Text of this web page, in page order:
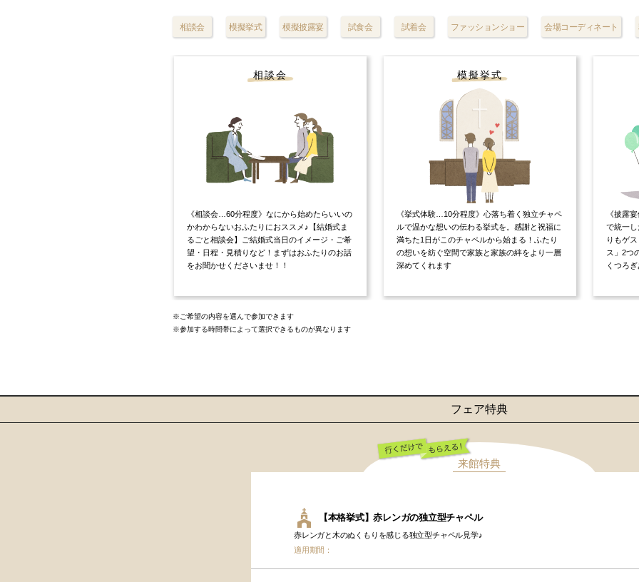
相談会 模擬挙式 模擬披露宴 試食会 試着会 ファッションショー 会場コーディネート
相談会
《相談会…60分程度》なにから始めたらいいの
かわからないおふたりにおススメ♪【結婚式ま
るごと相談会】ご結婚式当日のイメージ・ご希
望・日程・見積りなど！まずはおふたりのお話
をお聞かせくださいませ！！
模擬挙式
《挙式体験…10分程度》心落ち着く独立チャペ
ルで温かな想いの伝わる挙式を。感謝と祝福に
満ちた1日がこのチャペルから始まる！ふたり
の想いを紡ぐ空間で家族と家族の絆をより一層
深めてくれます
《披露
で統一
りもゲ
ス」2つ
くつろ
※ご希望の内容を選んで参加できます
※参加する時間帯によって選択できるものが異なります
フェア特典
来館特典
行くだけでもらえ
【本格挙式】赤レンガの独立型チャペル
赤レンガと木のぬくもりを感じる独立型チャペル見学♪
適用期間：